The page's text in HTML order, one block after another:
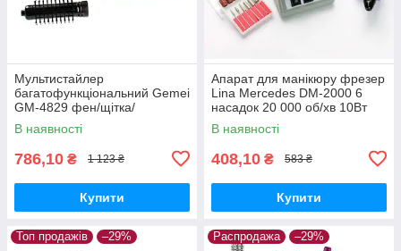
Мультистайлер
багатофункціональний Gemei
GM-4829 фен/щітка/
гребінець для укладання
волосся 800 Вт
В наявності
786,10 ₴ 1 123 ₴
Купити
Апарат для манікюру фрезер
Lina Mercedes DM-2000 6
насадок 20 000 об/хв 10Вт
В наявності
408,10 ₴ 583 ₴
Купити
Топ продажів –29% Распродажа –29%